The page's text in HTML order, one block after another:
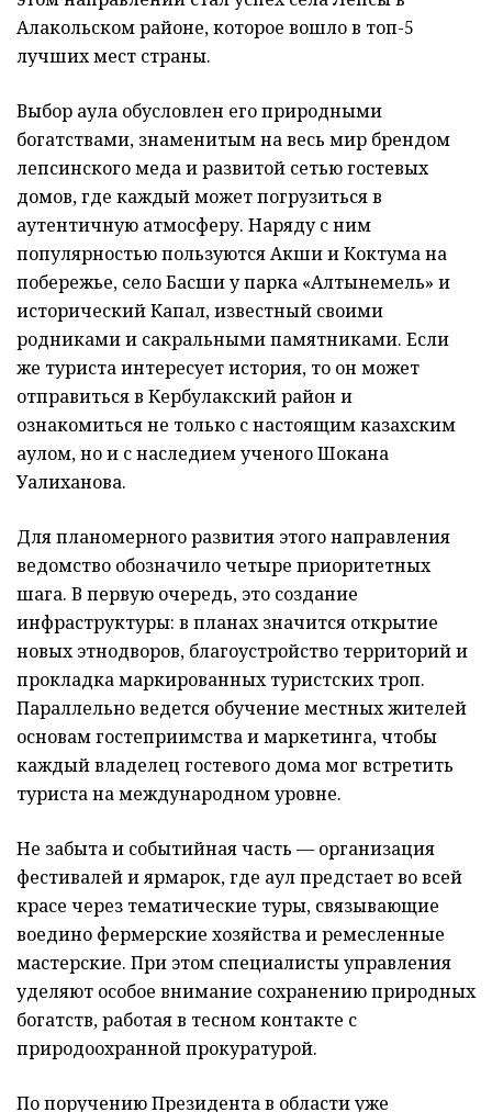
Алакольском районе, которое вошло в топ-5
лучших мест страны.
Выбор аула обусловлен его природными
богатствами, знаменитым на весь мир брендом
лепсинского меда и развитой сетью гостевых
домов, где каждый может погрузиться в
аутентичную атмосферу. Наряду с ним
популярностью пользуются Акши и Коктума на
побережье, село Басши у парка «Алтынемель» и
исторический Капал, известный своими
родниками и сакральными памятниками. Если
же туриста интересует история, то он может
отправиться в Кербулакский район и
ознакомиться не только с настоящим казахским
аулом, но и с наследием ученого Шокана
Уалиханова.
Для планомерного развития этого направления
ведомство обозначило четыре приоритетных
шага. В первую очередь, это создание
инфраструктуры: в планах значится открытие
новых этнодворов, благоустройство территорий и
прокладка маркированных туристских троп.
Параллельно ведется обучение местных жителей
основам гостеприимства и маркетинга, чтобы
каждый владелец гостевого дома мог встретить
туриста на международном уровне.
Не забыта и событийная часть — организация
фестивалей и ярмарок, где аул предстает во всей
красе через тематические туры, связывающие
воедино фермерские хозяйства и ремесленные
мастерские. При этом специалисты управления
уделяют особое внимание сохранению природных
богатств, работая в тесном контакте с
природоохранной прокуратурой.
По поручению Президента в области уже